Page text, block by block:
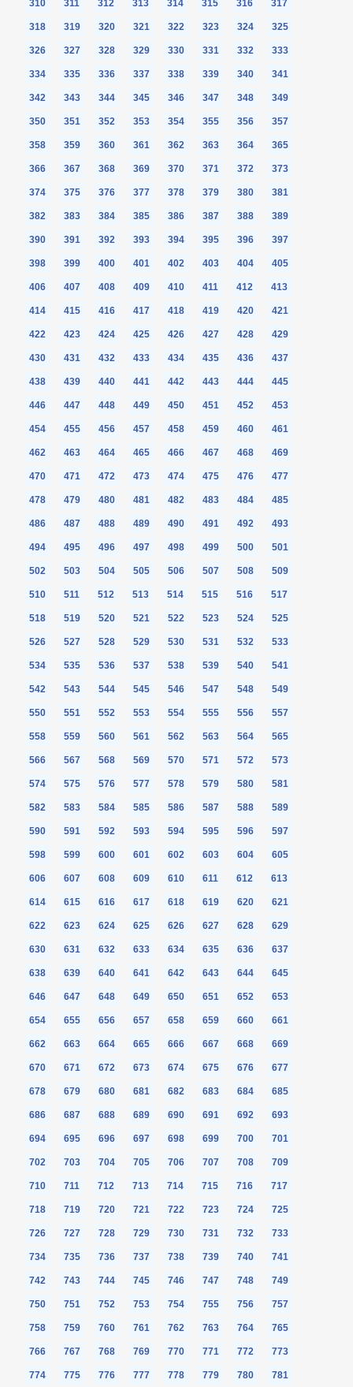
310 311 312 313 314 315 316 317
318 319 320 321 322 323 324 325
326 327 328 329 330 331 332 333
334 335 336 337 338 339 340 341
342 343 344 345 346 347 348 349
350 351 352 353 354 355 356 357
358 359 360 361 362 363 364 365
366 367 368 369 370 371 372 373
374 375 376 377 378 379 380 381
382 383 384 385 386 387 388 389
390 391 392 393 394 395 396 397
398 399 400 401 402 403 404 405
406 407 408 409 410 411 412 413
414 415 416 417 418 419 420 421
422 423 424 425 426 427 428 429
430 431 432 433 434 435 436 437
438 439 440 441 442 443 444 445
446 447 448 449 450 451 452 453
454 455 456 457 458 459 460 461
462 463 464 465 466 467 468 469
470 471 472 473 474 475 476 477
478 479 480 481 482 483 484 485
486 487 488 489 490 491 492 493
494 495 496 497 498 499 500 501
502 503 504 505 506 507 508 509
510 511 512 513 514 515 516 517
518 519 520 521 522 523 524 525
526 527 528 529 530 531 532 533
534 535 536 537 538 539 540 541
542 543 544 545 546 547 548 549
550 551 552 553 554 555 556 557
558 559 560 561 562 563 564 565
566 567 568 569 570 571 572 573
574 575 576 577 578 579 580 581
582 583 584 585 586 587 588 589
590 591 592 593 594 595 596 597
598 599 600 601 602 603 604 605
606 607 608 609 610 611 612 613
614 615 616 617 618 619 620 621
622 623 624 625 626 627 628 629
630 631 632 633 634 635 636 637
638 639 640 641 642 643 644 645
646 647 648 649 650 651 652 653
654 655 656 657 658 659 660 661
662 663 664 665 666 667 668 669
670 671 672 673 674 675 676 677
678 679 680 681 682 683 684 685
686 687 688 689 690 691 692 693
694 695 696 697 698 699 700 701
702 703 704 705 706 707 708 709
710 711 712 713 714 715 716 717
718 719 720 721 722 723 724 725
726 727 728 729 730 731 732 733
734 735 736 737 738 739 740 741
742 743 744 745 746 747 748 749
750 751 752 753 754 755 756 757
758 759 760 761 762 763 764 765
766 767 768 769 770 771 772 773
774 775 776 777 778 779 780 781